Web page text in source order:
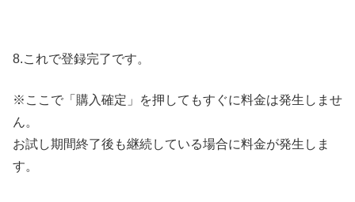
8.これで登録完了です。
※ここで「購入確定」を押してもすぐに料金は発生しませ
ん。
お試し期間終了後も継続している場合に料金が発生しま
す。